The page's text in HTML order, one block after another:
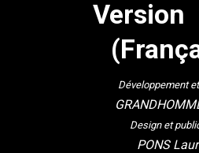
Version
Développement
Design et
PONS